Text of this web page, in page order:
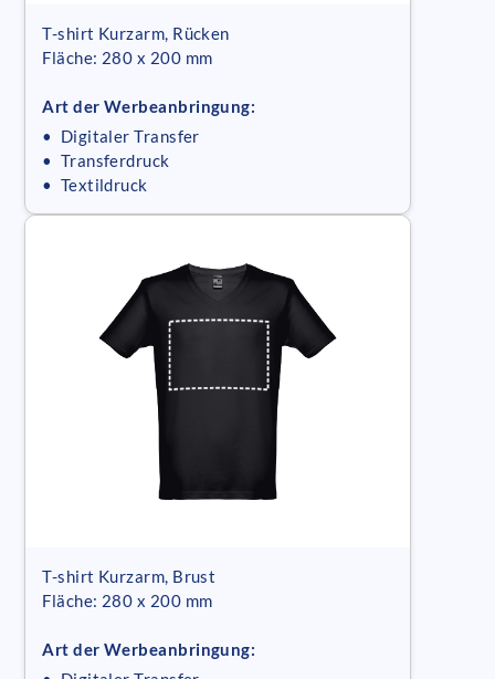
T-shirt Kurzarm, Rücken
Fläche: 280 x 200 mm
Art der Werbeanbringung:
• Digitaler Transfer
• Transferdruck
• Textildruck
T-shirt Kurzarm, Brust
Fläche: 280 x 200 mm
Art der Werbeanbringung: